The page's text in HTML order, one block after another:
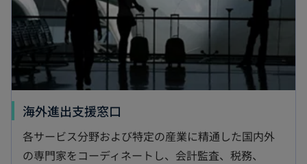
海外進出支援窓口
各サービス分野および特定の産業に精通した国内外
の専門家をコーディネートし、会計監査、税務、